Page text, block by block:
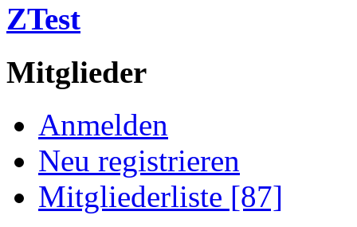
ZTest
Mitglieder
Anmelden
Neu registrieren
Mitgliederliste [87]